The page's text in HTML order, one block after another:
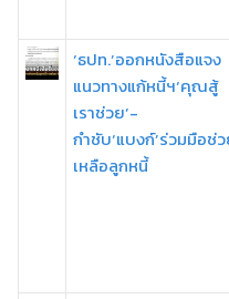
‘ธปท.’ออกหนังสือแจง
แนวทางแก้หนี้ฯ‘คุณสู้
เราช่วย’-
กำชับ‘แบงก์’ร่วมมือช่
เหลือลูกหนี้